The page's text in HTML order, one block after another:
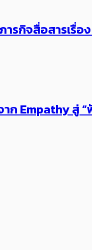
ารกิจสื่อสารเรื่
ก Empathy สู่